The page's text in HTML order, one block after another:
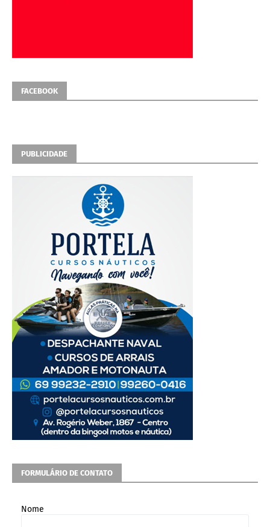
FACEBOOK
PUBLICIDADE
FORMULÁRIO DE CONTATO
Nome